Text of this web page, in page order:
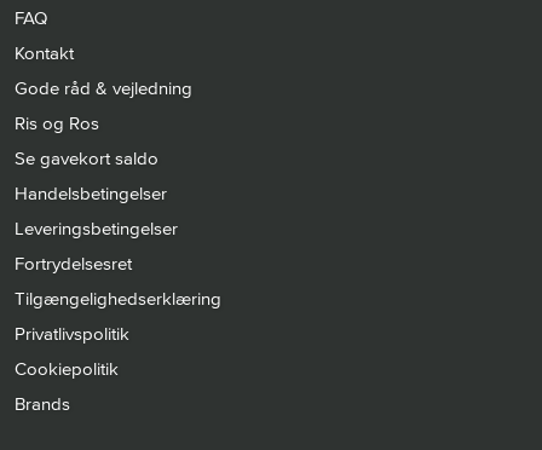
FAQ
Kontakt
Gode råd & vejledning
Ris og Ros
Se gavekort saldo
Handelsbetingelser
Leveringsbetingelser
Fortrydelsesret
Tilgængelighedserklæring
Privatlivspolitik
Cookiepolitik
Brands